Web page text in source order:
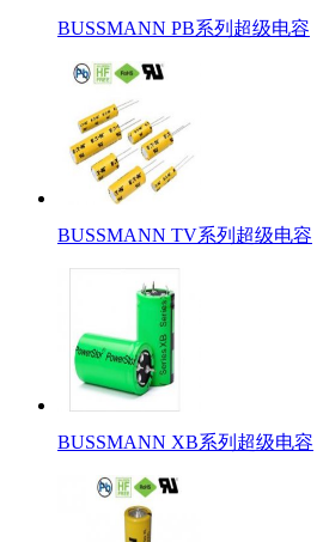
BUSSMANN PB系列超级电容
BUSSMANN TV系列超级电容
BUSSMANN XB系列超级电容